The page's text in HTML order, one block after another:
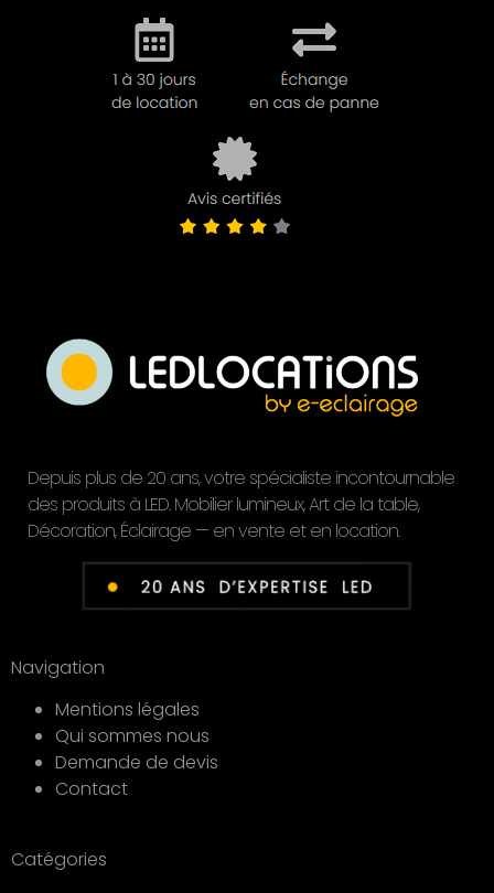
Depuis plus de 20 ans, votre spécialiste incontournable
des produits à LED. Mobilier lumineux, Art de la table,
Décoration, Éclairage — en vente et en location.
Navigation
Mentions légales
Qui sommes nous
Demande de devis
Contact
Catégories